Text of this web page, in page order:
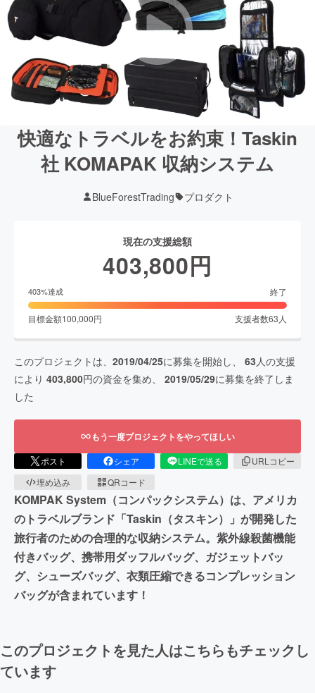
快適なトラベルをお約束！Taskin
社 KOMAPAK 収納システム
BlueForestTrading プロダクト
現在の支援総額
403,800円
403%達成 終了
目標金額100,000円 支援者数63 人
このプロジェクトは、 2019/04/25に募集を開始し、 63 人の支援
により 403,800円の資金を集め、 2019/05/29に募集を終了しま
した
もう一度プロジェクトをやってほしい
ポスト シェア LINEで送る
URLコピー
埋め込み
QRコード
KOMPAK System（コンパックシステム）は、アメリカ
のトラベルブランド「Taskin（タスキン）」が開発した
旅行者のための合理的な収納システム。紫外線殺菌機能
付きバッグ、携帯用ダッフルバッグ、ガジェットバッ
グ、シューズバッグ、衣類圧縮できるコンプレッション
バッグが含まれています！
このプロジェクトを見た人はこちらもチェックし
ています